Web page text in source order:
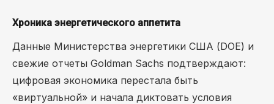
Хроника энергетического аппетита
Данные Министерства энергетики США (DOE) и
свежие отчеты Goldman Sachs подтверждают:
цифровая экономика перестала быть
«виртуальной» и начала диктовать условия